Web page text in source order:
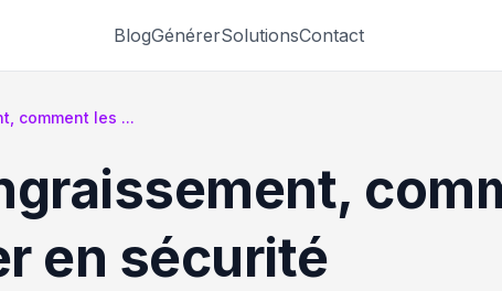
BlogGénérerSolutionsContact
comment les ...
en sécurité